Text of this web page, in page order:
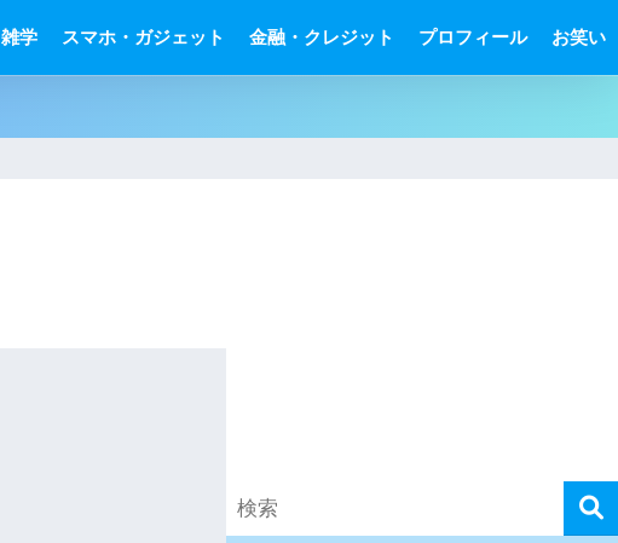
雑学 スマホ・ガジェット 金融・クレジット プロフィール お笑い